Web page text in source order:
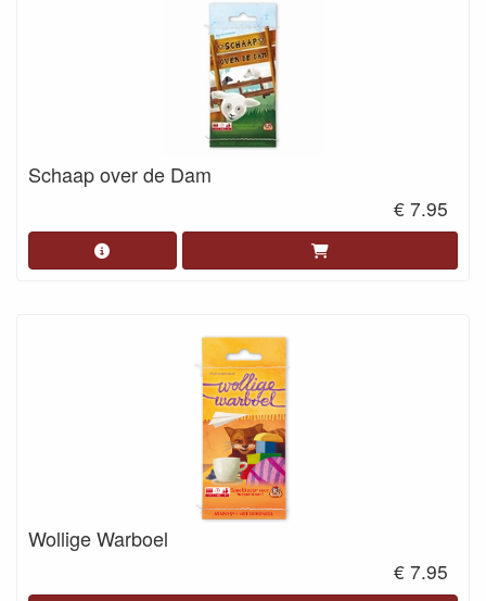
Schaap over de Dam
€ 7.95
Wollige Warboel
€ 7.95